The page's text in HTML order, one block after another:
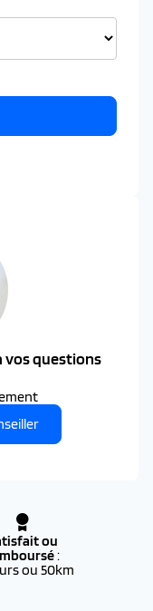
vos questions
ou
:
ou 50km